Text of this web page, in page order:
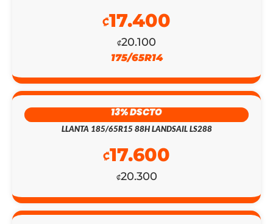
₡20.100
₡17.400
175/65R14
13% DSCTO
LLANTA 185/65R15 88H LANDSAIL LS288
₡20.300
₡17.600
EL
PRECIO
ORIGINAL
EL
PRECIO
ACTUAL